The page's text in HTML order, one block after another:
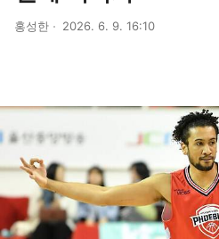
홍성한 2026. 6. 9. 16:10